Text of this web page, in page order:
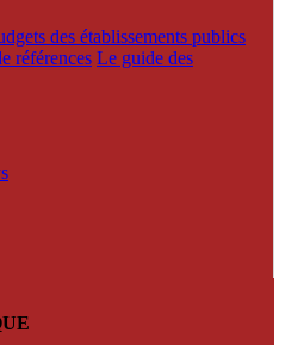
des établissements publics
références Le guide des